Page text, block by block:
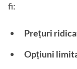
fi:
Prețuri
Opțiuni